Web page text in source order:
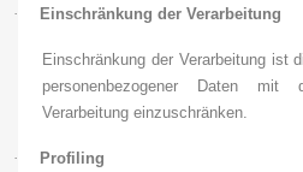
· Einschränkung der Verarbeitung
Einschränkung der Verarbeitung ist
personenbezogener Daten
Verarbeitung einzuschränken.
· Profiling